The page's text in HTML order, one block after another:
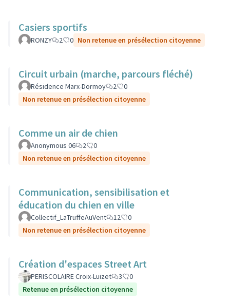
Casiers sportifs
RONZY 2 0 Non retenue en présélection citoyenne
Circuit urbain (marche, parcours fléché)
Résidence Marx-Dormoy 2
0
Non retenue en présélection citoyenne
Comme un air de chien
Anonymous 06 2
0
Non retenue en présélection citoyenne
Communication, sensibilisation et
éducation du chien en ville
Collectif_LaTruffeAuVent 12
0
Non retenue en présélection citoyenne
Création d'espaces Street Art
PERISCOLAIRE Croix-Luizet 3
0
Retenue en présélection citoyenne